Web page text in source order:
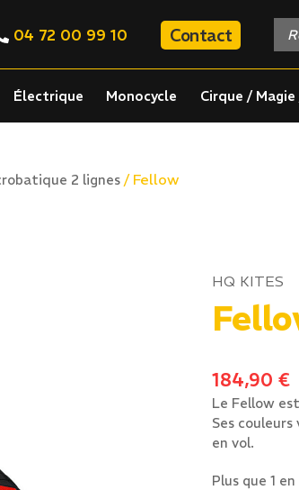
04 72 00 99 10 Contact
Électrique Monocycle Cirque /
2 lignes / Fellow
HQ KITES
184,90 €
Le Fellow
Ses
en vol.
Plus que 1